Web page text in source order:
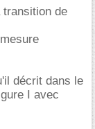
transition de
décrit dans le
I avec